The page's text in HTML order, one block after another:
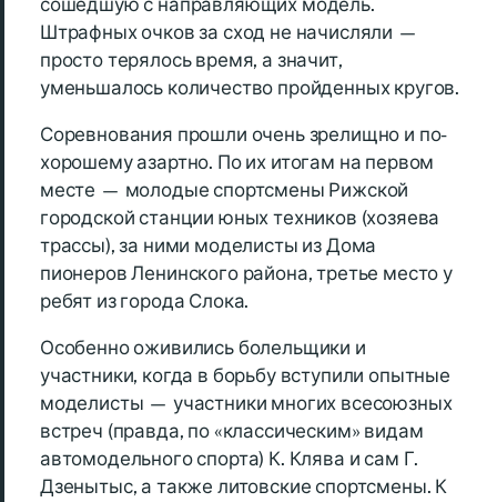
сошедшую с направляющих модель.
Штрафных очков за сход не начисляли —
просто терялось время, а значит,
уменьшалось количество пройденных кругов.
Соревнования прошли очень зрелищно и по-
хорошему азартно. По их итогам на первом
месте — молодые спортсмены Рижской
городской станции юных техников (хозяева
трассы), за ними моделисты из Дома
пионеров Ленинского района, третье место у
ребят из города Слока.
Особенно оживились болельщики и
участники, когда в борьбу вступили опытные
моделисты — участники многих всесоюзных
встреч (правда, по «классическим» видам
автомодельного спорта) К. Клява и сам Г.
Дзенытыс, а также литовские спортсмены. К